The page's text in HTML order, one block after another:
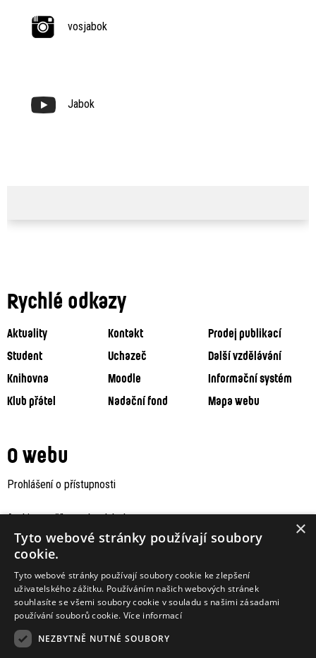
vosjabok
Jabok
Rychlé odkazy
Aktuality Kontakt
Prodej publikací
Student
Uchazeč
Další vzdělávání
Knihovna
Moodle
Informační systém
Klub přátel
Nadační fond Mapa webu
O webu
Prohlášení o přístupnosti
Archiv staršího webu Jaboku ×
Tyto webové stránky používají soubory
cookie.
Tyto webové stránky používají soubory cookie ke zlepšení
uživatelského zážitku. Používáním našich webových stránek
souhlasíte se všemi soubory cookie v souladu s našimi zásadami
používání souborů cookie. Více informací
NEZBYTNĚ NUTNÉ SOUBORY